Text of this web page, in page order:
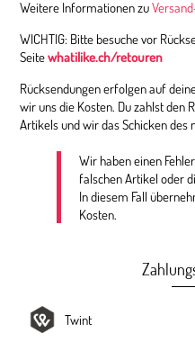
Weitere Informationen zu
WICHTIG: Bitte besuche vor
Seitewhatilike.ch/retouren
Rücksendungen erfolgen auf
wir uns die Kosten. Du zahlst den
Artikels und wir das Schicken des
Wir haben einen
falschen Artikel oder
In diesem Fall
Kosten.
Twint